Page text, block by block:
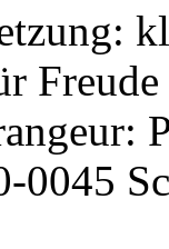
Freude
0045